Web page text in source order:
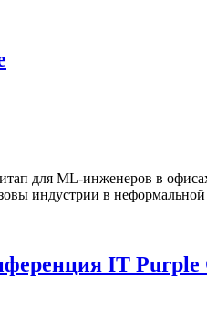
для ML-инженеров в
индустрии в неформальной
IT Purple